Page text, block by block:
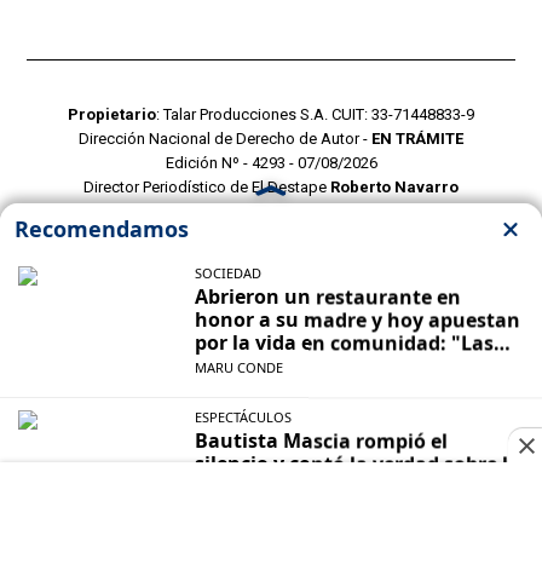
Propietario: Talar Producciones S.A. CUIT: 33-71448833-9
Dirección Nacional de Derecho de Autor - EN TRÁMITE
Edición Nº - 4293 - 07/08/2026
Director Periodístico de El Destape Roberto Navarro
POLITICAS DE PRIVACIDAD
CONTACTO COMERCIAL
CONTACTO EDITORIAL
Mustang Cloud- CMS para portales de noticias